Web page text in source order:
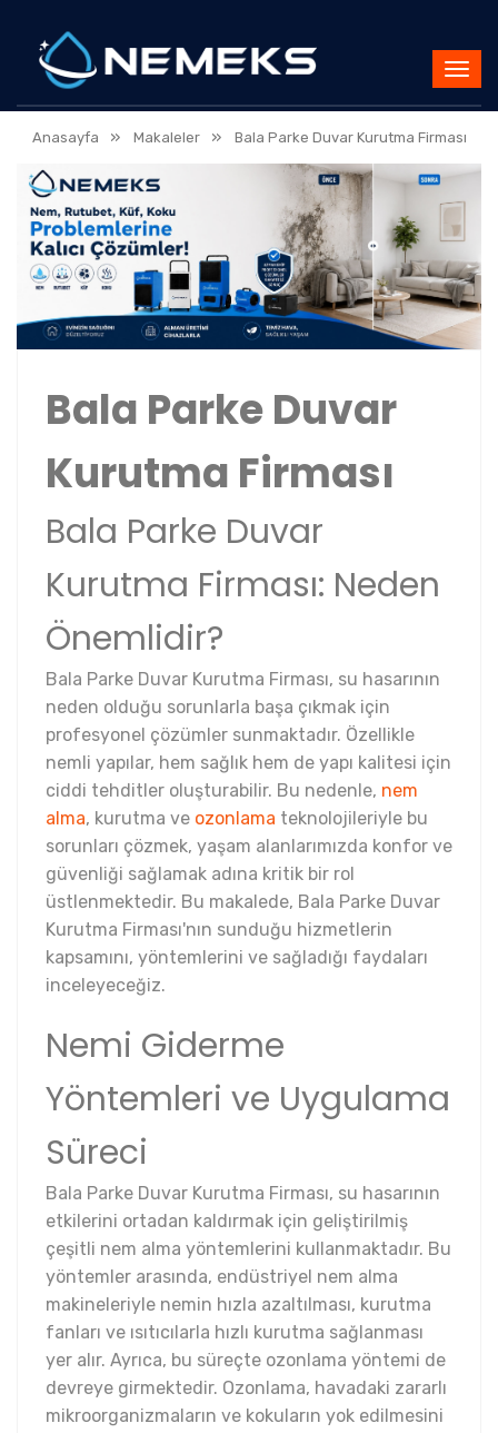
Anasayfa » Makaleler » Bala Parke Duvar Kurutma Firması
Bala Parke Duvar
Kurutma Firması
Bala Parke Duvar
Kurutma Firması: Neden
Önemlidir?
Bala Parke Duvar Kurutma Firması, su hasarının
neden olduğu sorunlarla başa çıkmak için
profesyonel çözümler sunmaktadır. Özellikle
nemli yapılar, hem sağlık hem de yapı kalitesi için
ciddi tehditler oluşturabilir. Bu nedenle, nem
alma, kurutma ve ozonlama teknolojileriyle bu
sorunları çözmek, yaşam alanlarımızda konfor ve
güvenliği sağlamak adına kritik bir rol
üstlenmektedir. Bu makalede, Bala Parke Duvar
Kurutma Firması'nın sunduğu hizmetlerin
kapsamını, yöntemlerini ve sağladığı faydaları
inceleyeceğiz.
Nemi Giderme
Yöntemleri ve Uygulama
Süreci
Bala Parke Duvar Kurutma Firması, su hasarının
etkilerini ortadan kaldırmak için geliştirilmiş
çeşitli nem alma yöntemlerini kullanmaktadır. Bu
yöntemler arasında, endüstriyel nem alma
makineleriyle nemin hızla azaltılması, kurutma
fanları ve ısıtıcılarla hızlı kurutma sağlanması
yer alır. Ayrıca, bu süreçte ozonlama yöntemi de
devreye girmektedir. Ozonlama, havadaki zararlı
mikroorganizmaların ve kokuların yok edilmesini